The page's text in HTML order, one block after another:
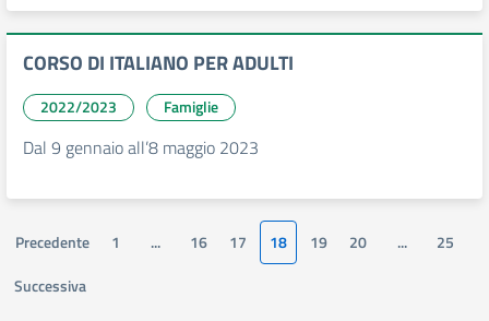
CORSO DI ITALIANO PER ADULTI
2022/2023 Famiglie
Dal 9 gennaio all’8 maggio 2023
Precedente 1 ... 16 17 18 19 20 ...
25
Successiva